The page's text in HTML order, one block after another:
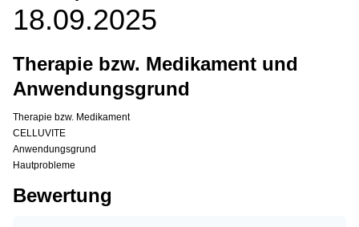
18.09.2025
Therapie bzw. Medikament und
Anwendungsgrund
Therapie bzw. Medikament
CELLUVITE
Anwendungsgrund
Hautprobleme
Bewertung